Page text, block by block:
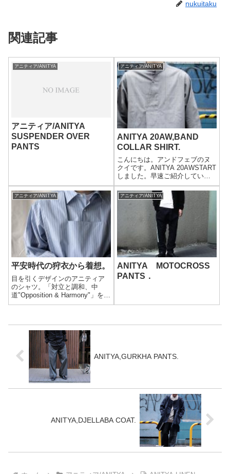
nukuitaku
関連記事
アニティア/ANITYA
アニティア/ANITYA
SUSPENDER OVER
PANTS
アニティア/ANITYA
ANITYA 20AW,BAND
COLLAR SHIRT.
こんにちは。アンドフェブのヌ
クイです。ANITYA 20AWSTART
しました。早速ご紹介していき
ます。 1.ストライプ 2.チェック
アニティア ANITYAバンドカラ
ー シャツ ストライプ チェック
BAND COLLAR SHIRT MA...
アニティア/ANITYA
平安時代の狩衣から着想。
目を引くデザインのアニティア
のシャツ。「対立と調和、中
道"Opposition & Harmony"」をコ
ンセプトに掲げるアニティアら
ってなんだって話ですが、平安
時代まで遡ります。
アニティア/ANITYA
ANITYA MOTOCROSS
PANTS．
ANITYA,GURKHA PANTS.
ANITYA,DJELLABA COAT.